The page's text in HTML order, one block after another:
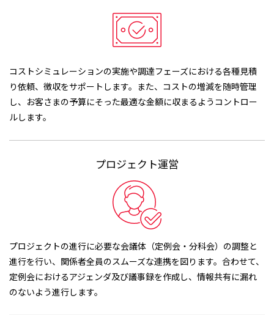
コストシミュレーションの実施や調達フェーズにおける各種見積
り依頼、徴収をサポートします。また、コストの増減を随時管理
し、お客さまの予算にそった最適な金額に収まるようコントロー
ルします。
プロジェクト運営
プロジェクトの進行に必要な会議体（定例会・分科会）の調整と
進行を行い、関係者全員のスムーズな連携を図ります。合わせて、
定例会におけるアジェンダ及び議事録を作成し、情報共有に漏れ
のないよう進行します。